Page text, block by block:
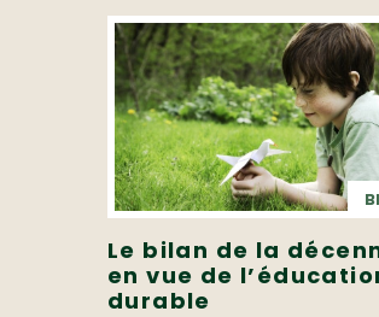
Le bilan de la
en vue de
durable